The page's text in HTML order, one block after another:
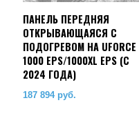
ПАНЕЛЬ ПЕРЕДНЯЯ
ОТКРЫВАЮЩАЯСЯ С
ПОДОГРЕВОМ НА UFORCE
1000 EPS/1000XL EPS (C
2024 ГОДА)
187 894 руб.